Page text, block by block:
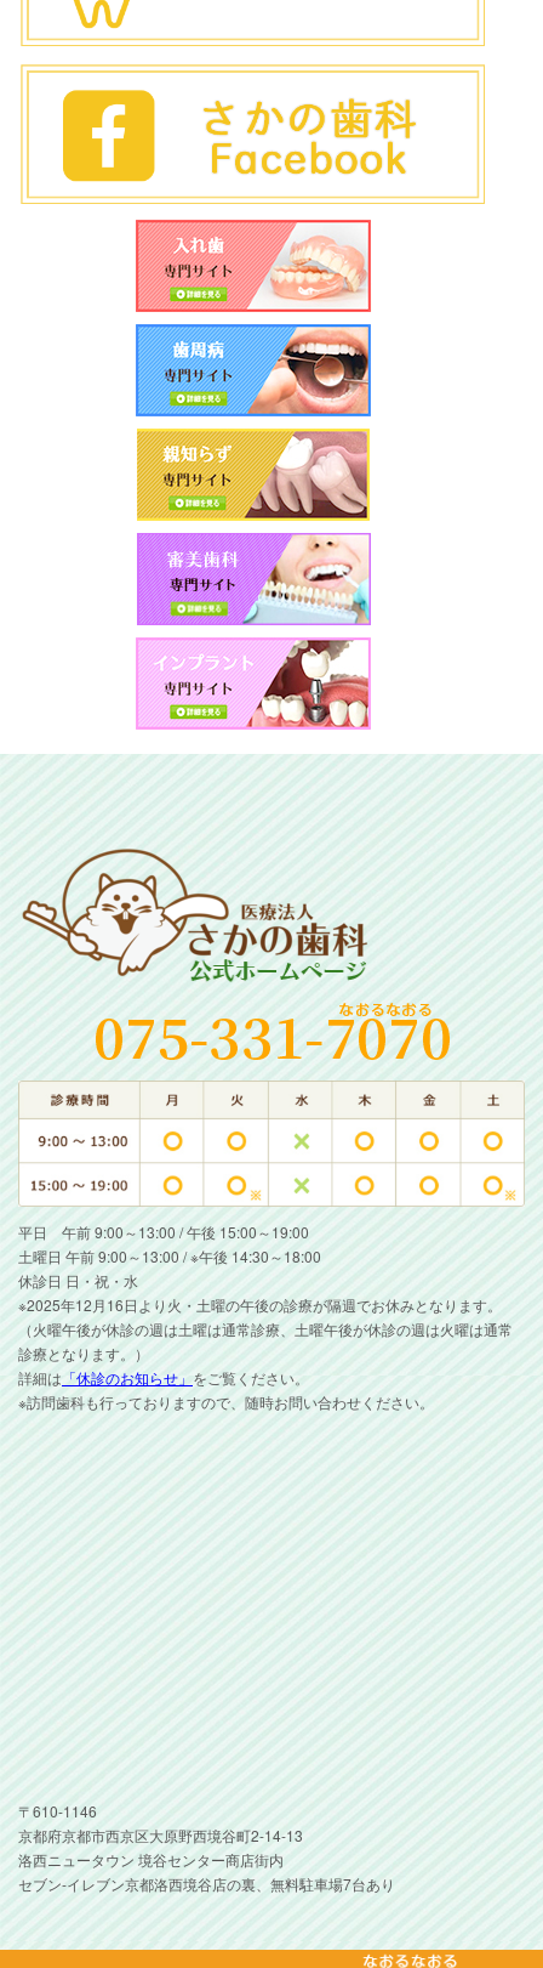
平日 午前 9:00～13:00 / 午後 15:00～19:00
土曜日 午前 9:00～13:00 / ※午後 14:30～18:00
休診日 日・祝・水
※2025年12月16日より火・土曜の午後の診療が隔週でお休みとなります。
（火曜午後が休診の週は土曜は通常診療、土曜午後が休診の週は火曜は通常
診療となります。）
詳細は 「休診のお知らせ」 をご覧ください。
※訪問歯科も行っておりますので、随時お問い合わせください。
〒610-1146
京都府京都市西京区大原野西境谷町2-14-13
洛西ニュータウン 境谷センター商店街内
セブン-イレブン京都洛西境谷店の裏、無料駐車場7台あり